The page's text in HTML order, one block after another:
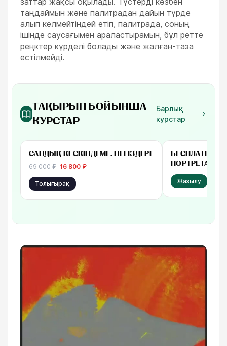
таңдаймын және палитрадан дайын түрде
алып келмейтіндей етіп, палитрада, соның
ішінде саусағымен араластырамын, бұл ретте
реңктер күрделі болады және жалған-таза
естілмейді.
ТАҚЫРЫП БОЙЫНША
КУРСТАР
Барлық
курстар
бастап 16 800 ₽
САНДЫҚ КЕСКІНДЕМЕ. НЕГІЗДЕРІ
69 000 ₽ 16 800 ₽
Толығырақ
Тегін
БЕСПЛАТНЫЙ
ПОРТРЕТА»‎
Жазылу